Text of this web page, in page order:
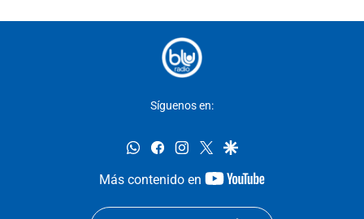
Síguenos en:
whatsappfacebookinstagram
twittergoogle
Más contenido en
youtube-